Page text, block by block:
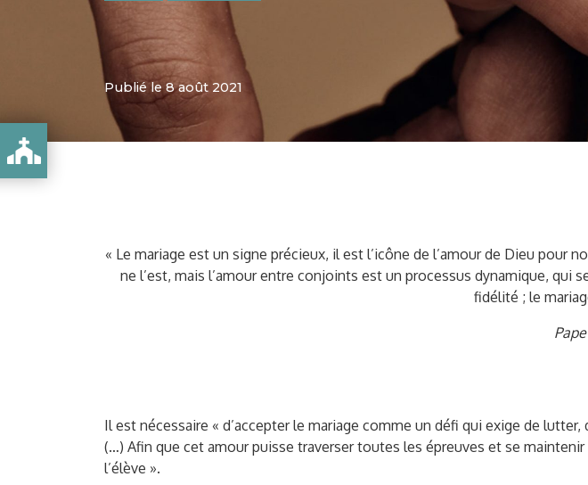
Publié le 8 août 2021
« Le mariage est un signe précieux, il est l’icône de l’amour de Dieu
ne l’est, mais l’amour entre conjoints est un processus dynamique, qui
fidélité ; le
Il est nécessaire « d’accepter le mariage comme un défi qui exige de
(…) Afin que cet amour puisse traverser toutes les épreuves et se
l’élève ».